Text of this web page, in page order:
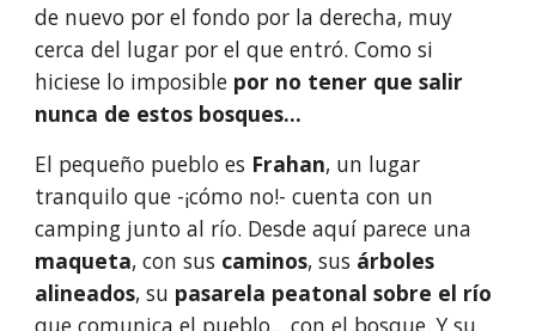
de nuevo por el fondo por la derecha, muy
cerca del lugar por el que entró. Como si
hiciese lo imposible por no tener que salir
nunca de estos bosques...
El pequeño pueblo es Frahan, un lugar
tranquilo que -¡cómo no!- cuenta con un
maqueta, con sus caminos, sus árboles
alineados, su pasarela peatonal sobre el río